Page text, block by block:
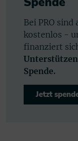
Bei PRO
kostenlos -
finanziert
Spende.
Jetzt